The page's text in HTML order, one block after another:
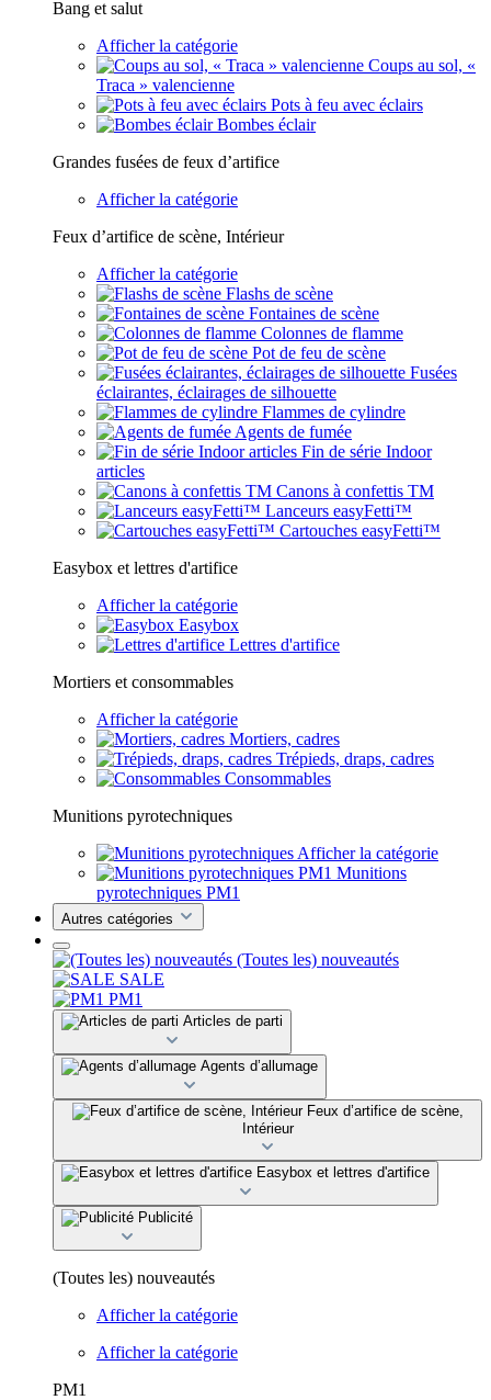
Bang et salut
Afficher la catégorie
Coups au sol, «
Traca » valencienne
Pots à feu avec éclairs
Bombes éclair
Grandes fusées de feux d’artifice
Afficher la catégorie
Feux d’artifice de scène, Intérieur
Afficher la catégorie
Flashs de scène
Fontaines de scène
Colonnes de flamme
Pot de feu de scène
Fusées
éclairantes, éclairages de silhouette
Flammes de cylindre
Agents de fumée
Fin de série Indoor
articles
Canons à confettis TM
Lanceurs easyFetti™
Cartouches easyFetti™
Easybox et lettres d'artifice
Afficher la catégorie
Easybox
Lettres d'artifice
Mortiers et consommables
Afficher la catégorie
Mortiers, cadres
Trépieds, draps, cadres
Consommables
Munitions pyrotechniques
Afficher la catégorie
Munitions
pyrotechniques PM1
Autres catégories
(Toutes les) nouveautés
SALE
PM1
Articles de parti
Agents d’allumage
Feux d’artifice de scène,
Intérieur
Easybox et lettres d'artifice
Publicité
(Toutes les) nouveautés
Afficher la catégorie
Afficher la catégorie
PM1